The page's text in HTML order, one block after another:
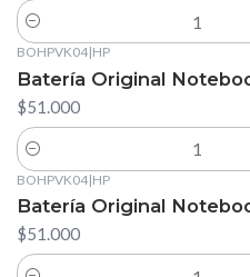
Cantidad
BOHPVK04|HP
Batería Original
$51.000
Cantidad
BOHPVK04|HP
Batería Original
$51.000